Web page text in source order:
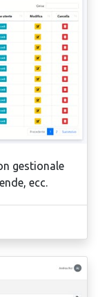
gestionale
ecc.